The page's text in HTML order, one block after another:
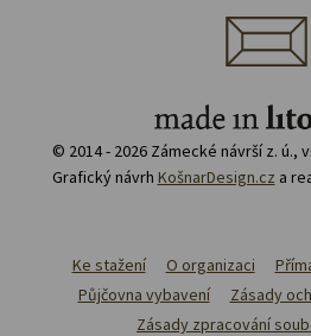
© 2014 - 2026 Zámecké návrší z. ú.,
Grafický návrh KošnarDesign.cz a
Ke stažení O organizaci
Půjčovna vybavení
Zásady
Zásady zpracování